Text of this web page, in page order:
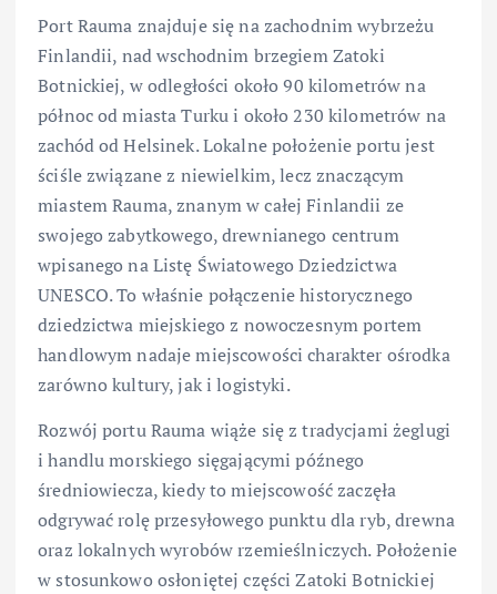
Port Rauma znajduje się na zachodnim wybrzeżu
Finlandii, nad wschodnim brzegiem Zatoki
Botnickiej, w odległości około 90 kilometrów na
północ od miasta Turku i około 230 kilometrów na
zachód od Helsinek. Lokalne położenie portu jest
ściśle związane z niewielkim, lecz znaczącym
miastem Rauma, znanym w całej Finlandii ze
swojego zabytkowego, drewnianego centrum
wpisanego na Listę Światowego Dziedzictwa
UNESCO. To właśnie połączenie historycznego
dziedzictwa miejskiego z nowoczesnym portem
handlowym nadaje miejscowości charakter ośrodka
zarówno kultury, jak i logistyki.
Rozwój portu Rauma wiąże się z tradycjami żeglugi
i handlu morskiego sięgającymi późnego
średniowiecza, kiedy to miejscowość zaczęła
odgrywać rolę przesyłowego punktu dla ryb, drewna
oraz lokalnych wyrobów rzemieślniczych. Położenie
w stosunkowo osłoniętej części Zatoki Botnickiej